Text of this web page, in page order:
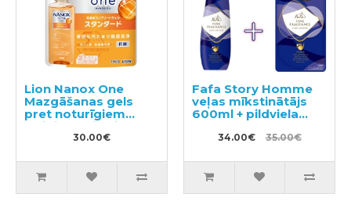
Lion Nanox One
Mazgāšanas gels
pret noturīgiem
traipiem, pildviela
30.00€
Fafa Story Homme
veļas mīkstinātājs
600ml + pildviela
34.00€ 35.00€